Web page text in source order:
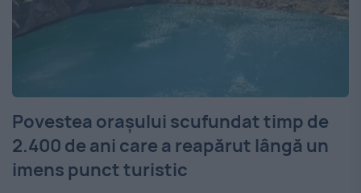
Povestea orașului scufundat timp de
2.400 de ani care a reapărut lângă un
imens punct turistic